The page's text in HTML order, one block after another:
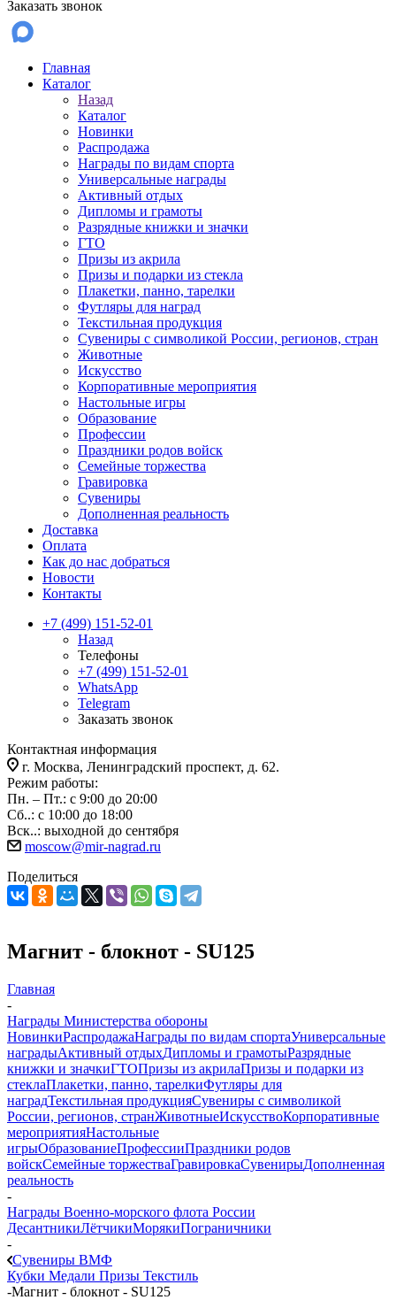
Заказать звонок
Главная
Каталог
Назад
Каталог
Новинки
Распродажа
Награды по видам спорта
Универсальные награды
Активный отдых
Дипломы и грамоты
Разрядные книжки и значки
ГТО
Призы из акрила
Призы и подарки из стекла
Плакетки, панно, тарелки
Футляры для наград
Текстильная продукция
Сувениры с символикой России, регионов, стран
Животные
Искусство
Корпоративные мероприятия
Настольные игры
Образование
Профессии
Праздники родов войск
Семейные торжества
Гравировка
Сувениры
Дополненная реальность
Доставка
Оплата
Как до нас добраться
Новости
Контакты
+7 (499) 151-52-01
Назад
Телефоны
+7 (499) 151-52-01
WhatsApp
Telegram
Заказать звонок
Контактная информация
г. Москва, Ленинградский проспект, д. 62.
Режим работы:
Пн. – Пт.: с 9:00 до 20:00
Сб..: с 10:00 до 18:00
Вск..: выходной до сентября
moscow@mir-nagrad.ru
Поделиться
Магнит - блокнот - SU125
Главная
-
Награды Министерства обороны
НовинкиРаспродажаНаграды по видам спортаУниверсальные
наградыАктивный отдыхДипломы и грамотыРазрядные
книжки и значкиГТОПризы из акрилаПризы и подарки из
стеклаПлакетки, панно, тарелкиФутляры для
наградТекстильная продукцияСувениры с символикой
России, регионов, странЖивотныеИскусствоКорпоративные
мероприятияНастольные
игрыОбразованиеПрофессииПраздники родов
войскСемейные торжестваГравировкаСувенирыДополненная
реальность
-
Награды Военно-морского флота России
ДесантникиЛётчикиМорякиПограничники
-
Сувениры ВМФ
Кубки Медали Призы Текстиль
-Магнит - блокнот - SU125